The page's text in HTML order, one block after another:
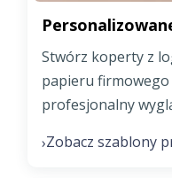
Stwórz koperty z
papieru firmowego
profesjonalny
›Zobacz szablony